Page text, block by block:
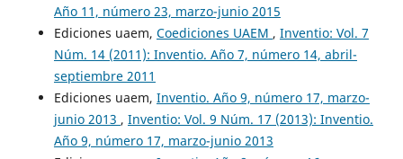
Año 11, número 23, marzo-junio 2015
Ediciones uaem, Coediciones UAEM , Inventio: Vol. 7
Núm. 14 (2011): Inventio. Año 7, número 14, abril-
septiembre 2011
Ediciones uaem, Inventio. Año 9, número 17, marzo-
junio 2013 , Inventio: Vol. 9 Núm. 17 (2013): Inventio.
Año 9, número 17, marzo-junio 2013